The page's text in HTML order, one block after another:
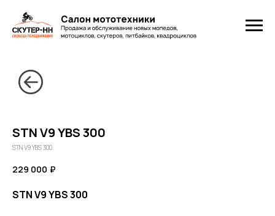
STN V9 YBS 300
STN V9 YBS 300
229 000 ₽
STN V9 YBS 300